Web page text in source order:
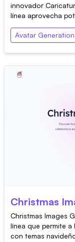
innovador
línea aprovecha
Avatar Generation
Christmas
Christmas Images
línea que permite
con temas